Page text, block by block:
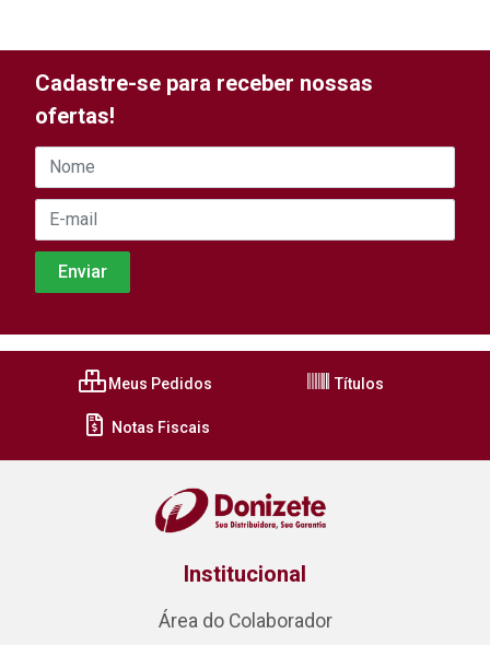
Cadastre-se para receber nossas
ofertas!
Meus Pedidos Títulos
Notas Fiscais
Institucional
Área do Colaborador